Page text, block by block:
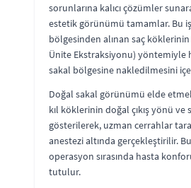
sorunlarına kalıcı çözümler
estetik görünümü tamamlar. Bu
bölgesinden alınan saç
Ünite Ekstraksiyonu) yöntemiyle
sakal bölgesine nakledilmesini
Doğal sakal görünümü elde
kıl köklerinin doğal çıkış yönü ve
gösterilerek, uzman cerrahlar
anestezi altında gerçekleştirilir.
operasyon sırasında hasta
tutulur.